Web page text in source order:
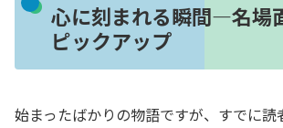
心に刻まれる瞬間―名場
ピックアップ
始まったばかりの物語ですが、すでに